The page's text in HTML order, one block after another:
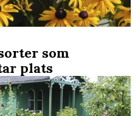
som
plats